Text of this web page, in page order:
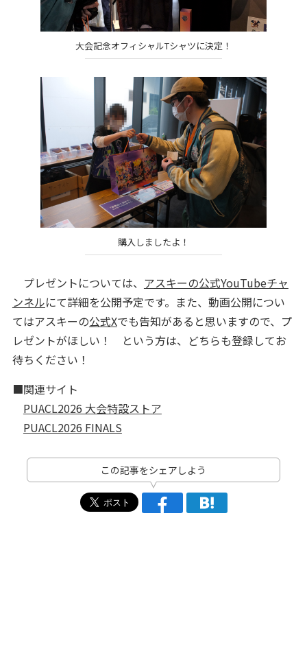
大会記念オフィシャルTシャツに決定！
購入しましたよ！
プレゼントについては、 アスキーの公式YouTubeチャ
ンネルにて詳細を公開予定です。また、動画公開につい
てはアスキーの公式Xでも告知があると思いますので、プ
レゼントがほしい！ という方は、どちらも登録してお
待ちください！
■関連サイト
PUACL2026 大会特設ストア
PUACL2026 FINALS
この記事をシェアしよう